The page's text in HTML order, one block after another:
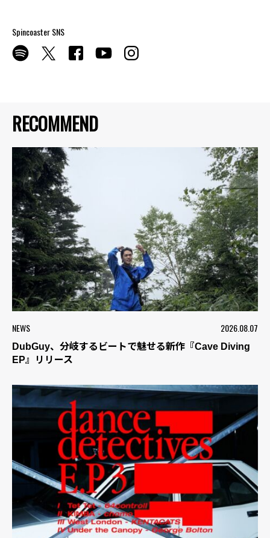
RECOMMEND
NEWS 2026.08.07
DubGuy、分岐するビートで魅せる新作『Cave Diving
EP』リリース
Spincoaster SNS